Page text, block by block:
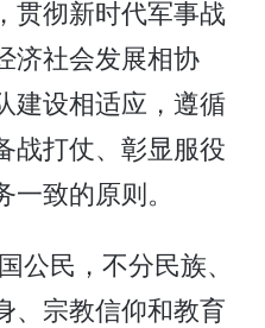
贯彻新时代军事战
济社会发展相协
建设相适应，遵循
战打仗、彰显服役
致的原则。
公民，不分民族、
、宗教信仰和教育